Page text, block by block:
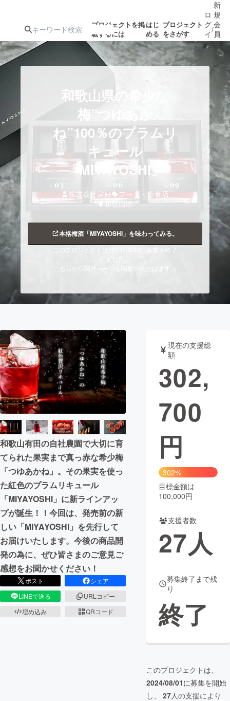
プロジェクトを掲
載するには
はじ
める
プロジェクト
をさがす
注目のリ
注目の新着プロ
ジェクト
もうすぐ公開
されます
アート・写真
テクノロジー・ガジェット ゲーム・サ
映像・映画 書籍・雑誌
ビジネス・起業 チャレンジ
まちづくり・地域活性化
CAMPFIREふるさと納税machi-yaコミュニティ
ロ
グ
イ
ン
/
新
規
会
員
登
録
和歌山県の希少な
梅”つゆあか
ね”100％のプラムリ
キュール
「MIYAYOSHI」
株式会社宮好
フード・飲食店
和歌山県
本格梅酒「MIYAYOSHI」を味わってみる。
このプロジェクトは2024/09/30に募集を終了
こちらから関連ページを閲覧いただけます。
和歌山有田の自社農園で大切に育
てられた果実まで真っ赤な希少梅
「つゆあかね」。その果実を使っ
た紅色のプラムリキュール
「MIYAYOSHI」に新ラインアッ
プが誕生！！今回は、発売前の新
しい「MIYAYOSHI」を先行して
お届けいたします。今後の商品開
発の為に、ぜひ皆さまのご意見ご
感想をお聞かせください！
ポスト
シェア
LINEで送る
URLコピー
埋め込み
QRコード
現在の支援総
額
302,
700
円
302%
目標金額は
100,000円
支援者数
27人
募集終了まで残
り
終了
このプロジェクトは、
2024/08/01に募集を開始
し、 27人の支援により